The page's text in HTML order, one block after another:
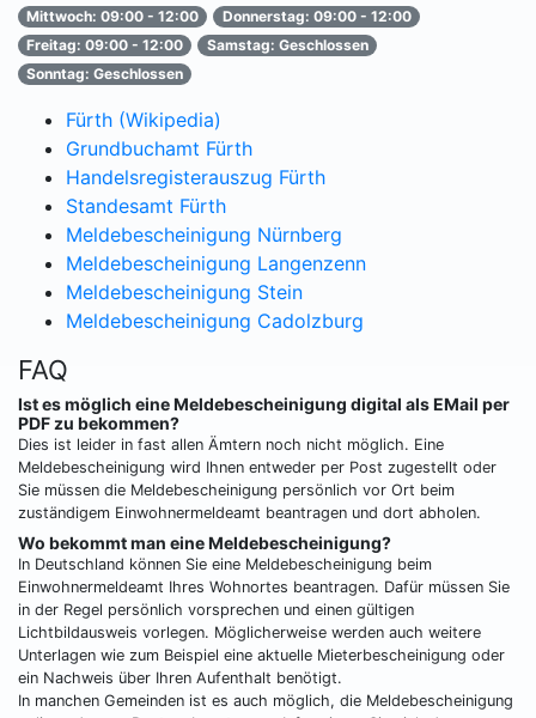
Mittwoch: 09:00 - 12:00
Donnerstag: 09:00 - 12:00
Freitag: 09:00 - 12:00
Samstag: Geschlossen
Sonntag: Geschlossen
Fürth (Wikipedia)
Grundbuchamt Fürth
Handelsregisterauszug Fürth
Standesamt Fürth
Meldebescheinigung Nürnberg
Meldebescheinigung Langenzenn
Meldebescheinigung Stein
Meldebescheinigung Cadolzburg
FAQ
Ist es möglich eine Meldebescheinigung digital als EMail per
PDF zu bekommen?
Dies ist leider in fast allen Ämtern noch nicht möglich. Eine
Meldebescheinigung wird Ihnen entweder per Post zugestellt oder
Sie müssen die Meldebescheinigung persönlich vor Ort beim
zuständigem Einwohnermeldeamt beantragen und dort abholen.
Wo bekommt man eine Meldebescheinigung?
In Deutschland können Sie eine Meldebescheinigung beim
Einwohnermeldeamt Ihres Wohnortes beantragen. Dafür müssen Sie
in der Regel persönlich vorsprechen und einen gültigen
Lichtbildausweis vorlegen. Möglicherweise werden auch weitere
Unterlagen wie zum Beispiel eine aktuelle Mieterbescheinigung oder
ein Nachweis über Ihren Aufenthalt benötigt.
In manchen Gemeinden ist es auch möglich, die Meldebescheinigung